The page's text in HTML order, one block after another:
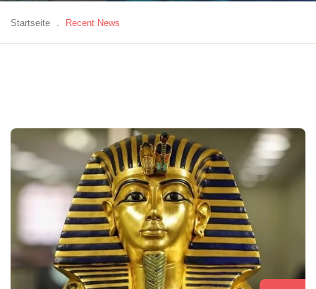
Startseite . Recent News